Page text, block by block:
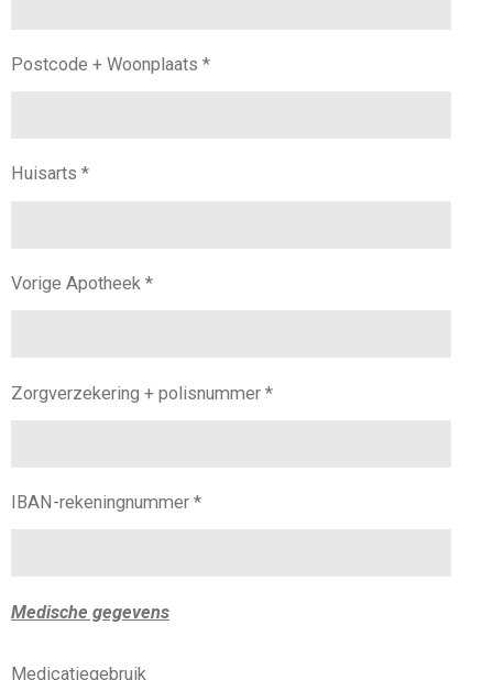
Postcode + Woonplaats *
Huisarts *
Vorige Apotheek *
Zorgverzekering + polisnummer *
IBAN-rekeningnummer *
Medische gegevens
Medicatiegebruik